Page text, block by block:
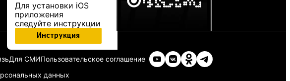
Для установки iOS
приложения
следуйте инструкции
Инструкция
Для СМИПользовательское соглашение
данных